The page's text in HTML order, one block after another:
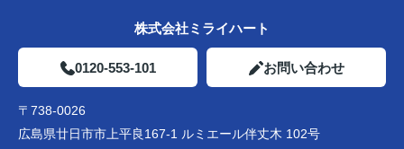
株式会社ミライハート
0120-553-101 お問い合わせ
〒738-0026
広島県廿日市市上平良167-1 ルミエール伴丈木 102号